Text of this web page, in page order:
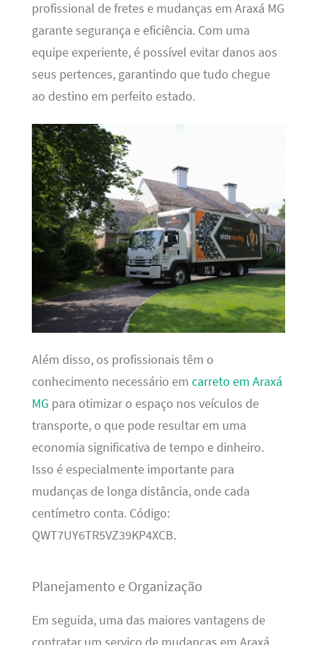
profissional de fretes e mudanças em Araxá MG
garante segurança e eficiência. Com uma
equipe experiente, é possível evitar danos aos
seus pertences, garantindo que tudo chegue
ao destino em perfeito estado.
Além disso, os profissionais têm o
conhecimento necessário em carreto em Araxá
MG para otimizar o espaço nos veículos de
transporte, o que pode resultar em uma
economia significativa de tempo e dinheiro.
Isso é especialmente importante para
mudanças de longa distância, onde cada
centímetro conta. Código:
QWT7UY6TR5VZ39KP4XCB.
Planejamento e Organização
Em seguida, uma das maiores vantagens de